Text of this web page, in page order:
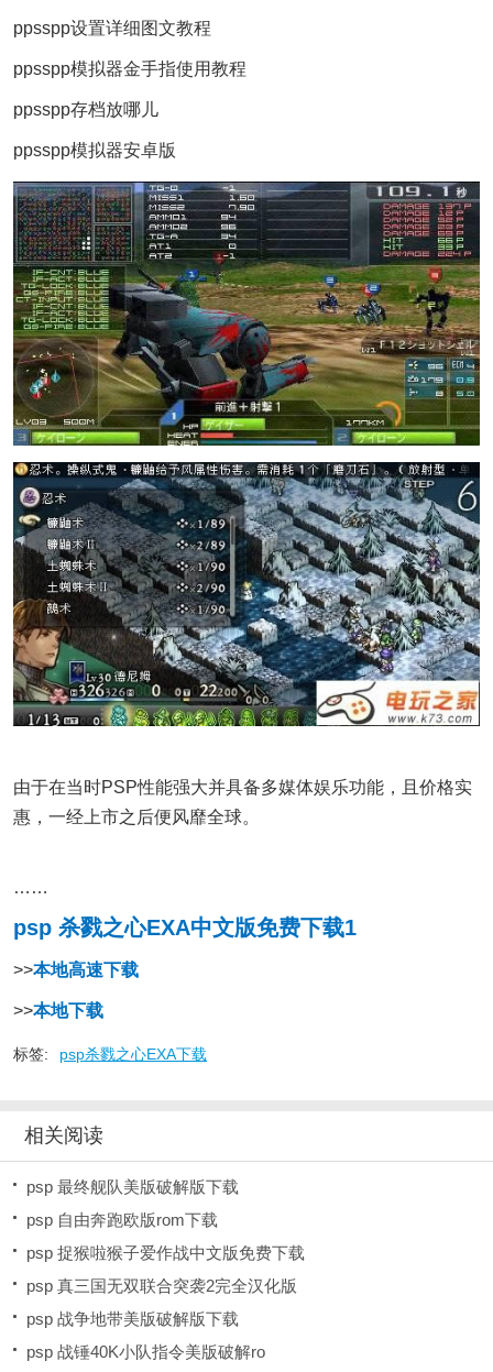
ppsspp设置详细图文教程
ppsspp模拟器金手指使用教程
ppsspp存档放哪儿
ppsspp模拟器安卓版
由于在当时PSP性能强大并具备多媒体娱乐功能，且价格实
惠，一经上市之后便风靡全球。
……
psp 杀戮之心EXA中文版免费下载1
>>本地高速下载
>>本地下载
标签: psp杀戮之心EXA下载
相关阅读
psp 最终舰队美版破解版下载
psp 自由奔跑欧版rom下载
psp 捉猴啦猴子爱作战中文版免费下载
psp 真三国无双联合突袭2完全汉化版
psp 战争地带美版破解版下载
psp 战锤40K小队指令美版破解ro